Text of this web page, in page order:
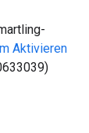
Aktivieren